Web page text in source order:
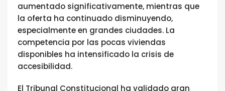
aumentado significativamente, mientras que
la oferta ha continuado disminuyendo,
especialmente en grandes ciudades. La
competencia por las pocas viviendas
disponibles ha intensificado la crisis de
accesibilidad.
El Tribunal Constitucional ha validado gran